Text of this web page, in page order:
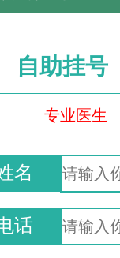
自助挂号
专业医生
名
话